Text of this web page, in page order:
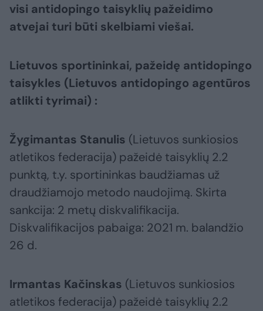
visi antidopingo taisyklių pažeidimo
atvejai turi būti skelbiami viešai.
Lietuvos sportininkai, pažeidę antidopingo
taisykles (Lietuvos antidopingo agentūros
atlikti tyrimai) :
Žygimantas Stanulis (Lietuvos sunkiosios
atletikos federacija) pažeidė taisyklių 2.2
punktą, t.y. sportininkas baudžiamas už
draudžiamojo metodo naudojimą. Skirta
sankcija: 2 metų diskvalifikacija.
Diskvalifikacijos pabaiga: 2021 m. balandžio
26 d.
Irmantas Kačinskas (Lietuvos sunkiosios
atletikos federacija) pažeidė taisyklių 2.2